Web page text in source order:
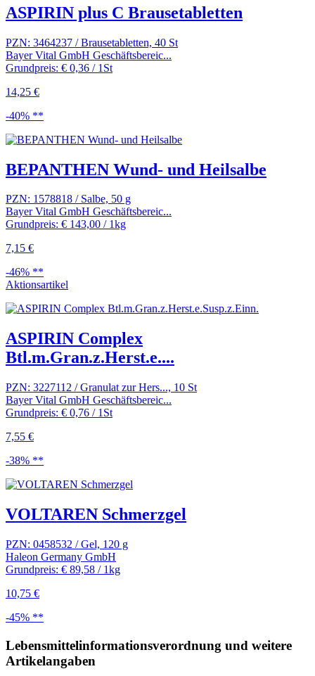
ASPIRIN plus C Brausetabletten
PZN: 3464237 / Brausetabletten, 40 St
Bayer Vital GmbH Geschäftsbereic...
Grundpreis: € 0,36 / 1St
14,25 €
-40% **
BEPANTHEN Wund- und Heilsalbe
PZN: 1578818 / Salbe, 50 g
Bayer Vital GmbH Geschäftsbereic...
Grundpreis: € 143,00 / 1kg
7,15 €
-46% **
Aktionsartikel
ASPIRIN Complex
Btl.m.Gran.z.Herst.e....
PZN: 3227112 / Granulat zur Hers..., 10 St
Bayer Vital GmbH Geschäftsbereic...
Grundpreis: € 0,76 / 1St
7,55 €
-38% **
VOLTAREN Schmerzgel
PZN: 0458532 / Gel, 120 g
Haleon Germany GmbH
Grundpreis: € 89,58 / 1kg
10,75 €
-45% **
Lebensmittel­informations­verordnung und weitere
Artikelangaben